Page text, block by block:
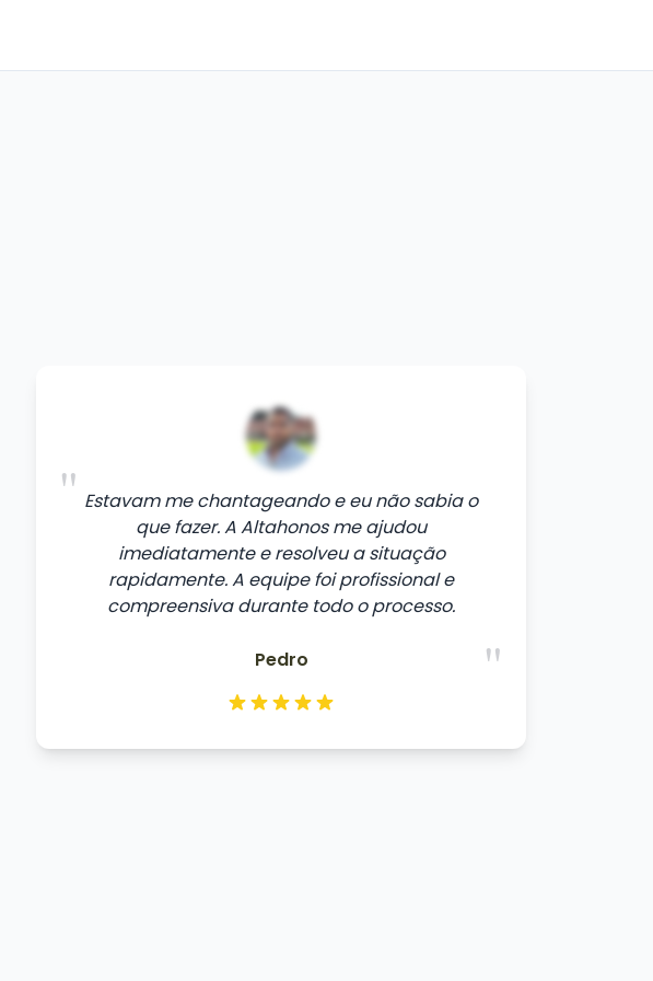
" Estavam me chantageando e eu não sabia o
que fazer. A Altahonos me ajudou
imediatamente e resolveu a situação
rapidamente. A equipe foi profissional e
compreensiva durante todo o processo.
"
Pedro